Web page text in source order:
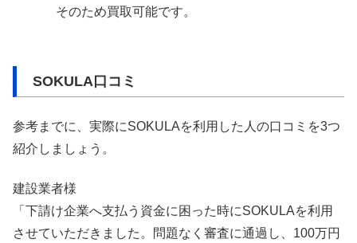
そのため買取可能です。
SOKULA口コミ
参考までに、実際にSOKULAを利用した人の口コミを3つ
紹介しましょう。
建設業者様
「下請け企業へ支払う資金に困った時にSOKULAを利用
させていただきました。問題なく審査に通過し、100万円